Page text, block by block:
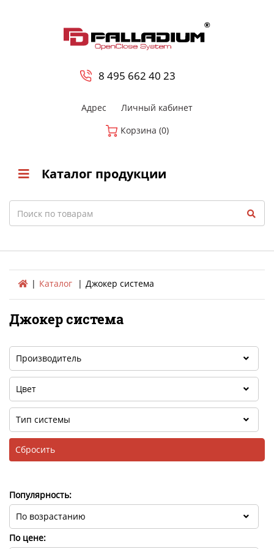
8 495 662 40 23
Адрес
Личный кабинет
Корзина (0)
Каталог продукции
Search
Каталог Джокер система
Джокер система
Популярность:
По цене: